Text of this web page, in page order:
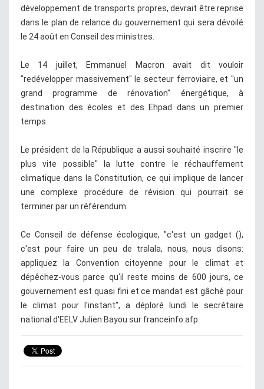
développement de transports propres, devrait être reprise
dans le plan de relance du gouvernement qui sera dévoilé
le 24 août en Conseil des ministres.
Le 14 juillet, Emmanuel Macron avait dit vouloir
"redévelopper massivement" le secteur ferroviaire, et "un
grand programme de rénovation" énergétique, à
destination des écoles et des Ehpad dans un premier
temps.
Le président de la République a aussi souhaité inscrire "le
plus vite possible" la lutte contre le réchauffement
climatique dans la Constitution, ce qui implique de lancer
une complexe procédure de révision qui pourrait se
terminer par un référendum.
Ce Conseil de défense écologique, "c'est un gadget (),
c'est pour faire un peu de tralala, nous, nous disons:
appliquez la Convention citoyenne pour le climat et
dépêchez-vous parce qu'il reste moins de 600 jours, ce
gouvernement est quasi fini et ce mandat est gâché pour
le climat pour l'instant", a déploré lundi le secrétaire
national d'EELV Julien Bayou sur franceinfo.afp